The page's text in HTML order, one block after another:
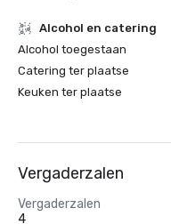
Alcohol en catering
Alcohol toegestaan
Catering ter plaatse
Keuken ter plaatse
Vergaderzalen
Vergaderzalen
4